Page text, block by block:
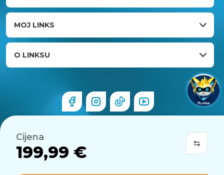
Cijena
199,99 €
MOJ LINKS
O LINKSU